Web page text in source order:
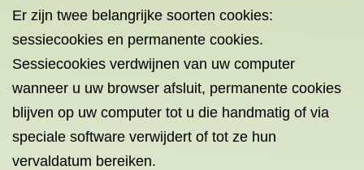
Er zijn twee belangrijke soorten cookies:
sessiecookies en permanente cookies.
Sessiecookies verdwijnen van uw computer
wanneer u uw browser afsluit, permanente cookies
blijven op uw computer tot u die handmatig of via
speciale software verwijdert of tot ze hun
vervaldatum bereiken.